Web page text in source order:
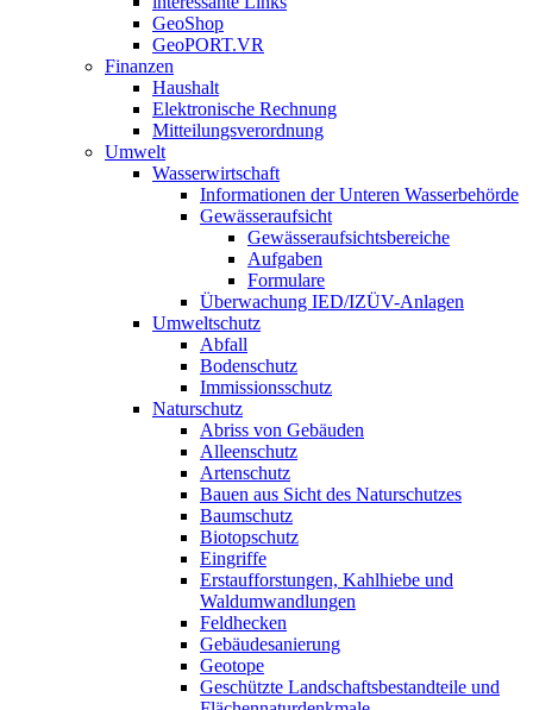
GeoShop
GeoPORT.VR
Finanzen
Haushalt
Elektronische Rechnung
Mitteilungsverordnung
Umwelt
Wasserwirtschaft
Informationen der Unteren Wasserbehörde
Gewässeraufsicht
Gewässeraufsichtsbereiche
Aufgaben
Formulare
Überwachung IED/IZÜV-Anlagen
Umweltschutz
Abfall
Bodenschutz
Immissionsschutz
Naturschutz
Abriss von Gebäuden
Alleenschutz
Artenschutz
Bauen aus Sicht des Naturschutzes
Baumschutz
Biotopschutz
Eingriffe
Erstaufforstungen, Kahlhiebe und
Waldumwandlungen
Feldhecken
Gebäudesanierung
Geotope
Geschützte Landschaftsbestandteile und